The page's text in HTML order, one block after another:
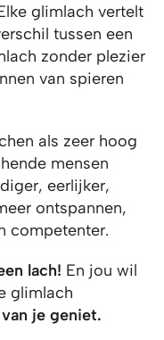
glimlach vertelt
tussen een
zonder plezier
van spieren
als zeer hoog
mensen
eerlijker,
ontspannen,
competenter.
lach! En jou wil
glimlach
je geniet.